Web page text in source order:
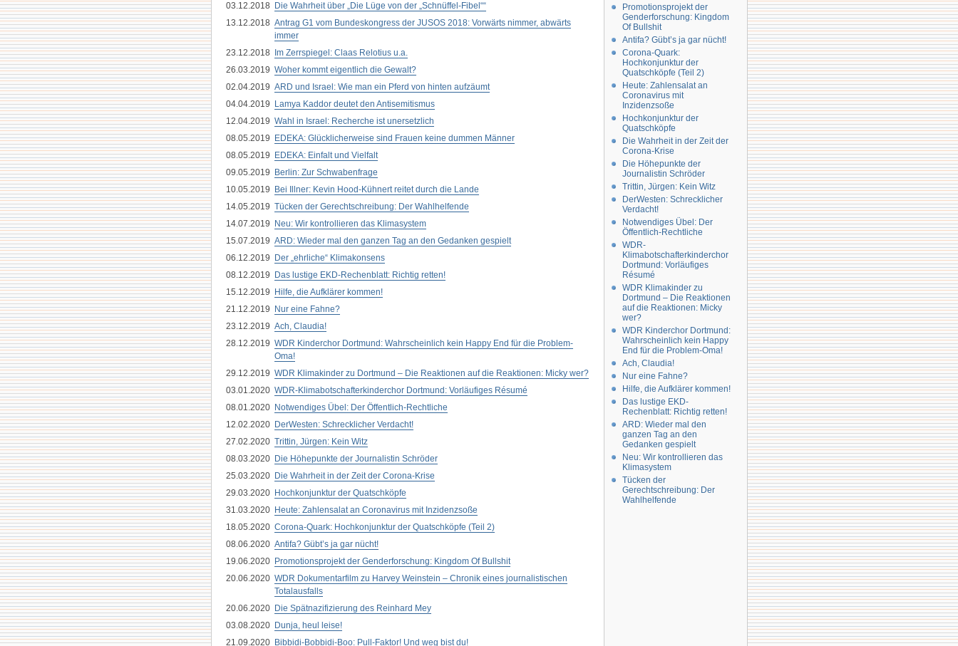
Promotionsprojekt der
Genderforschung: Kingdom
Of Bullshit
Antifa? Gübt’s ja gar nücht!
Corona-Quark:
Hochkonjunktur der
Quatschköpfe (Teil 2)
Heute: Zahlensalat an
Coronavirus mit
Inzidenzsoße
Hochkonjunktur der
Quatschköpfe
Die Wahrheit in der Zeit der
Corona-Krise
Die Höhepunkte der
Journalistin Schröder
Trittin, Jürgen: Kein Witz
DerWesten: Schrecklicher
Verdacht!
Notwendiges Übel: Der
Öffentlich-Rechtliche
WDR-
Klimabotschafterkinderchor
Dortmund: Vorläufiges
Résumé
WDR Klimakinder zu
Dortmund – Die Reaktionen
auf die Reaktionen: Micky
wer?
WDR Kinderchor Dortmund:
Wahrscheinlich kein Happy
End für die Problem-Oma!
Ach, Claudia!
Nur eine Fahne?
Hilfe, die Aufklärer kommen!
Das lustige EKD-
Rechenblatt: Richtig retten!
ARD: Wieder mal den
ganzen Tag an den
Gedanken gespielt
Neu: Wir kontrollieren das
Klimasystem
Tücken der
Gerechtschreibung: Der
Wahlhelfende
03.12.2018
Die Wahrheit über „Die Lüge von der „Schnüffel-Fibel““
13.12.2018 Antrag G1 vom Bundeskongress der JUSOS 2018: Vorwärts nimmer, abwärts
immer
23.12.2018
Im Zerrspiegel: Claas Relotius u.a.
26.03.2019 Woher kommt eigentlich die Gewalt?
02.04.2019 ARD und Israel: Wie man ein Pferd von hinten aufzäumt
04.04.2019
Lamya Kaddor deutet den Antisemitismus
12.04.2019 Wahl in Israel: Recherche ist unersetzlich
08.05.2019
EDEKA: Glücklicherweise sind Frauen keine dummen Männer
08.05.2019
EDEKA: Einfalt und Vielfalt
09.05.2019
Berlin: Zur Schwabenfrage
10.05.2019
Bei Illner: Kevin Hood-Kühnert reitet durch die Lande
14.05.2019 Tücken der Gerechtschreibung: Der Wahlhelfende
14.07.2019
Neu: Wir kontrollieren das Klimasystem
15.07.2019 ARD: Wieder mal den ganzen Tag an den Gedanken gespielt
06.12.2019
Der „ehrliche“ Klimakonsens
08.12.2019
Das lustige EKD-Rechenblatt: Richtig retten!
15.12.2019
Hilfe, die Aufklärer kommen!
21.12.2019
Nur eine Fahne?
23.12.2019 Ach, Claudia!
28.12.2019 WDR Kinderchor Dortmund: Wahrscheinlich kein Happy End für die Problem-
Oma!
29.12.2019 WDR Klimakinder zu Dortmund – Die Reaktionen auf die Reaktionen: Micky wer?
03.01.2020 WDR-Klimabotschafterkinderchor Dortmund: Vorläufiges Résumé
08.01.2020
Notwendiges Übel: Der Öffentlich-Rechtliche
12.02.2020
DerWesten: Schrecklicher Verdacht!
27.02.2020 Trittin, Jürgen: Kein Witz
08.03.2020
Die Höhepunkte der Journalistin Schröder
25.03.2020
Die Wahrheit in der Zeit der Corona-Krise
29.03.2020
Hochkonjunktur der Quatschköpfe
31.03.2020
Heute: Zahlensalat an Coronavirus mit Inzidenzsoße
18.05.2020 Corona-Quark: Hochkonjunktur der Quatschköpfe (Teil 2)
08.06.2020 Antifa? Gübt’s ja gar nücht!
19.06.2020
Promotionsprojekt der Genderforschung: Kingdom Of Bullshit
20.06.2020 WDR Dokumentarfilm zu Harvey Weinstein – Chronik eines journalistischen
Totalausfalls
20.06.2020
Die Spätnazifizierung des Reinhard Mey
03.08.2020
Dunja, heul leise!
21.09.2020
Bibbidi-Bobbidi-Boo: Pull-Faktor! Und weg bist du!